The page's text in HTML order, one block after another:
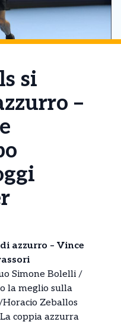
si
–
azzurro – Vince
Simone Bolelli /
la meglio sulla
Zeballos
coppia azzurra